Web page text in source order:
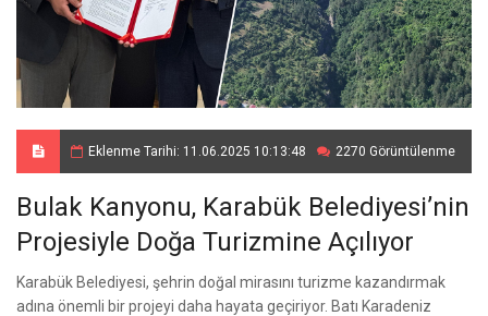
Eklenme Tarihi: 11.06.2025 10:13:48 2270 Görüntülenme
Bulak Kanyonu, Karabük Belediyesi’nin
Projesiyle Doğa Turizmine Açılıyor
Karabük Belediyesi, şehrin doğal mirasını turizme kazandırmak
adına önemli bir projeyi daha hayata geçiriyor. Batı Karadeniz